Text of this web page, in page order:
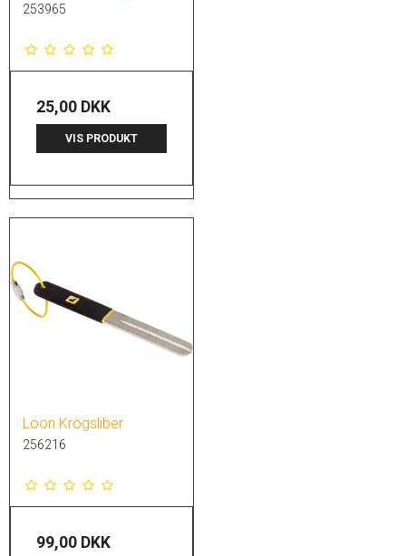
253965
25,00 DKK
VIS PRODUKT
Loon Krogsliber
256216
99,00 DKK